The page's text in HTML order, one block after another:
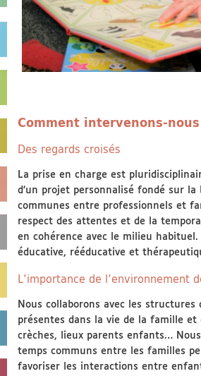
Comment intervenons-
Des regards croisés
La prise en charge est
d’un projet personnalisé fondé sur la
communes entre professionnels et
respect des attentes et de la
en cohérence avec le milieu habituel.
éducative, rééducative et
L’importance de l’environnement
Nous collaborons avec les structures
présentes dans la vie de la famille et
crèches, lieux parents enfants… Nous
temps communs entre les familles
favoriser les interactions entre